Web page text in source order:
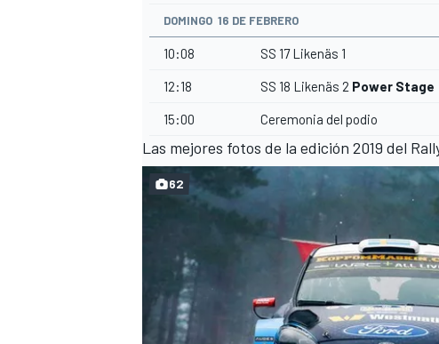
DOMINGO 16 DE FEBRERO
10:08 SS 17 Likenäs 1
12:18 SS 18 Likenäs 2 Power Stage
15:00 Ceremonia del podio
Las mejores fotos de la edición 2019 del
62